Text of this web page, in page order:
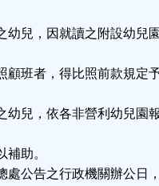
幼兒，因就讀之附設幼兒
班者，得比照前款規定
幼兒，依各非營利幼兒園
助。
處公告之行政機關辦公日